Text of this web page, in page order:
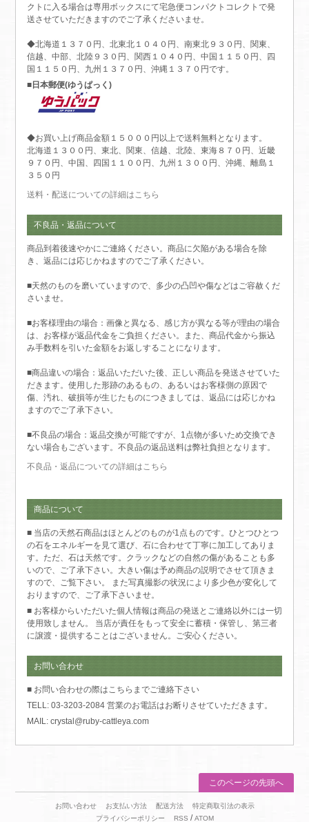
クトに入る場合は専用ボックスにて宅急便コンパクトコレクトで発
送させていただきますのでご了承くださいませ。
◆北海道１３７０円、北東北１０４０円、南東北９３０円、関東、
信越、中部、北陸９３０円、関西１０４０円、中国１１５０円、四
国１１５０円、九州１３７０円、沖縄１３７０円です。
■日本郵便(ゆうぱっく)
◆お買い上げ商品金額１５０００円以上で送料無料となります。
北海道１３００円、東北、関東、信越、北陸、東海８７０円、近畿
９７０円、中国、四国１１００円、九州１３００円、沖縄、離島１
３５０円
送料・配送についての詳細はこちら
不良品・返品について
商品到着後速やかにご連絡ください。商品に欠陥がある場合を除
き、返品には応じかねますのでご了承ください。
■天然のものを磨いていますので、多少の凸凹や傷などはご容赦くだ
さいませ。
■お客様理由の場合：画像と異なる、感じ方が異なる等が理由の場合
は、お客様が返品代金をご負担ください。また、商品代金から振込
み手数料を引いた金額をお返しすることになります。
■商品違いの場合：返品いただいた後、正しい商品を発送させていた
だきます。使用した形跡のあるもの、あるいはお客様側の原因で
傷、汚れ、破損等が生じたものにつきましては、返品には応じかね
ますのでご了承下さい。
■不良品の場合：返品交換が可能ですが、1点物が多いため交換でき
ない場合もございます。不良品の返品送料は弊社負担となります。
不良品・返品についての詳細はこちら
商品について
■ 当店の天然石商品はほとんどのものが1点ものです。ひとつひとつ
の石をエネルギーを見て選び、石に合わせて丁寧に加工してありま
す。ただ、石は天然です。クラックなどの自然の傷があることも多
いので、ご了承下さい。大きい傷は予め商品の説明でさせて頂きま
すので、ご覧下さい。 また写真撮影の状況により多少色が変化して
おりますので、ご了承下さいませ。
■ お客様からいただいた個人情報は商品の発送とご連絡以外には一切
使用致しません。 当店が責任をもって安全に蓄積・保管し、第三者
に譲渡・提供することはございません。ご安心ください。
お問い合わせ
■ お問い合わせの際はこちらまでご連絡下さい
TELL: 03-3203-2084 営業のお電話はお断りさせていただきます。
MAIL: crystal@ruby-cattleya.com
このページの先頭へ
お問い合わせ お支払い方法 配送方法
特定商取引法の表示
プライバシーポリシー
RSS /ATOM